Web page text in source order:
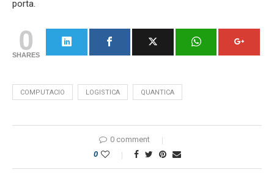
porta.
0
SHARES
COMPUTACIO LOGISTICA QUANTICA
0 comment
0